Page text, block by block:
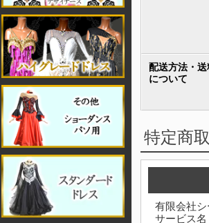
配送方法・送
について
特定商
有限会社シ
サービス